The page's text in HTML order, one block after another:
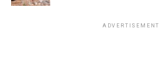
ADVERTISEMENT